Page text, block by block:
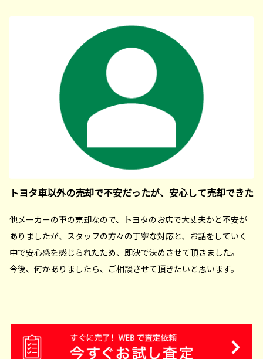
トヨタ車以外の売却で不安だったが、安心して売却できた
他メーカーの車の売却なので、トヨタのお店で大丈夫かと不安が
ありましたが、スタッフの方々の丁寧な対応と、お話をしていく
中で安心感を感じられたため、即決で決めさせて頂きました。
今後、何かありましたら、ご相談させて頂きたいと思います。